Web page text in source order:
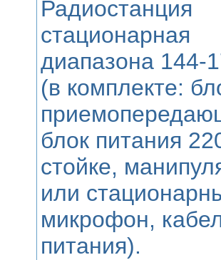
Радиостанция
стационарная
диапазона 144-
(в комплекте:
блок питания
стойке,
или
микрофон,
питания).